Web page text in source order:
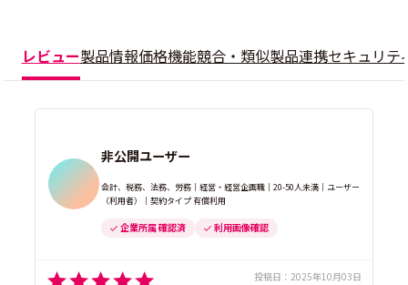
レビュー製品情報価格機能競合・類似製品連携セキュリテ
非公開ユーザー
会計、税務、法務、労務｜経営・経営企画職｜20-50人未満｜ユーザー
（利用者）｜契約タイプ 有償利用
企業所属 確認済 利用画像確認
投稿日： 2025年10月03日